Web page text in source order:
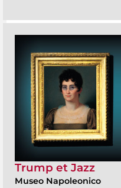
Trump et Jazz
Museo Napoleonico